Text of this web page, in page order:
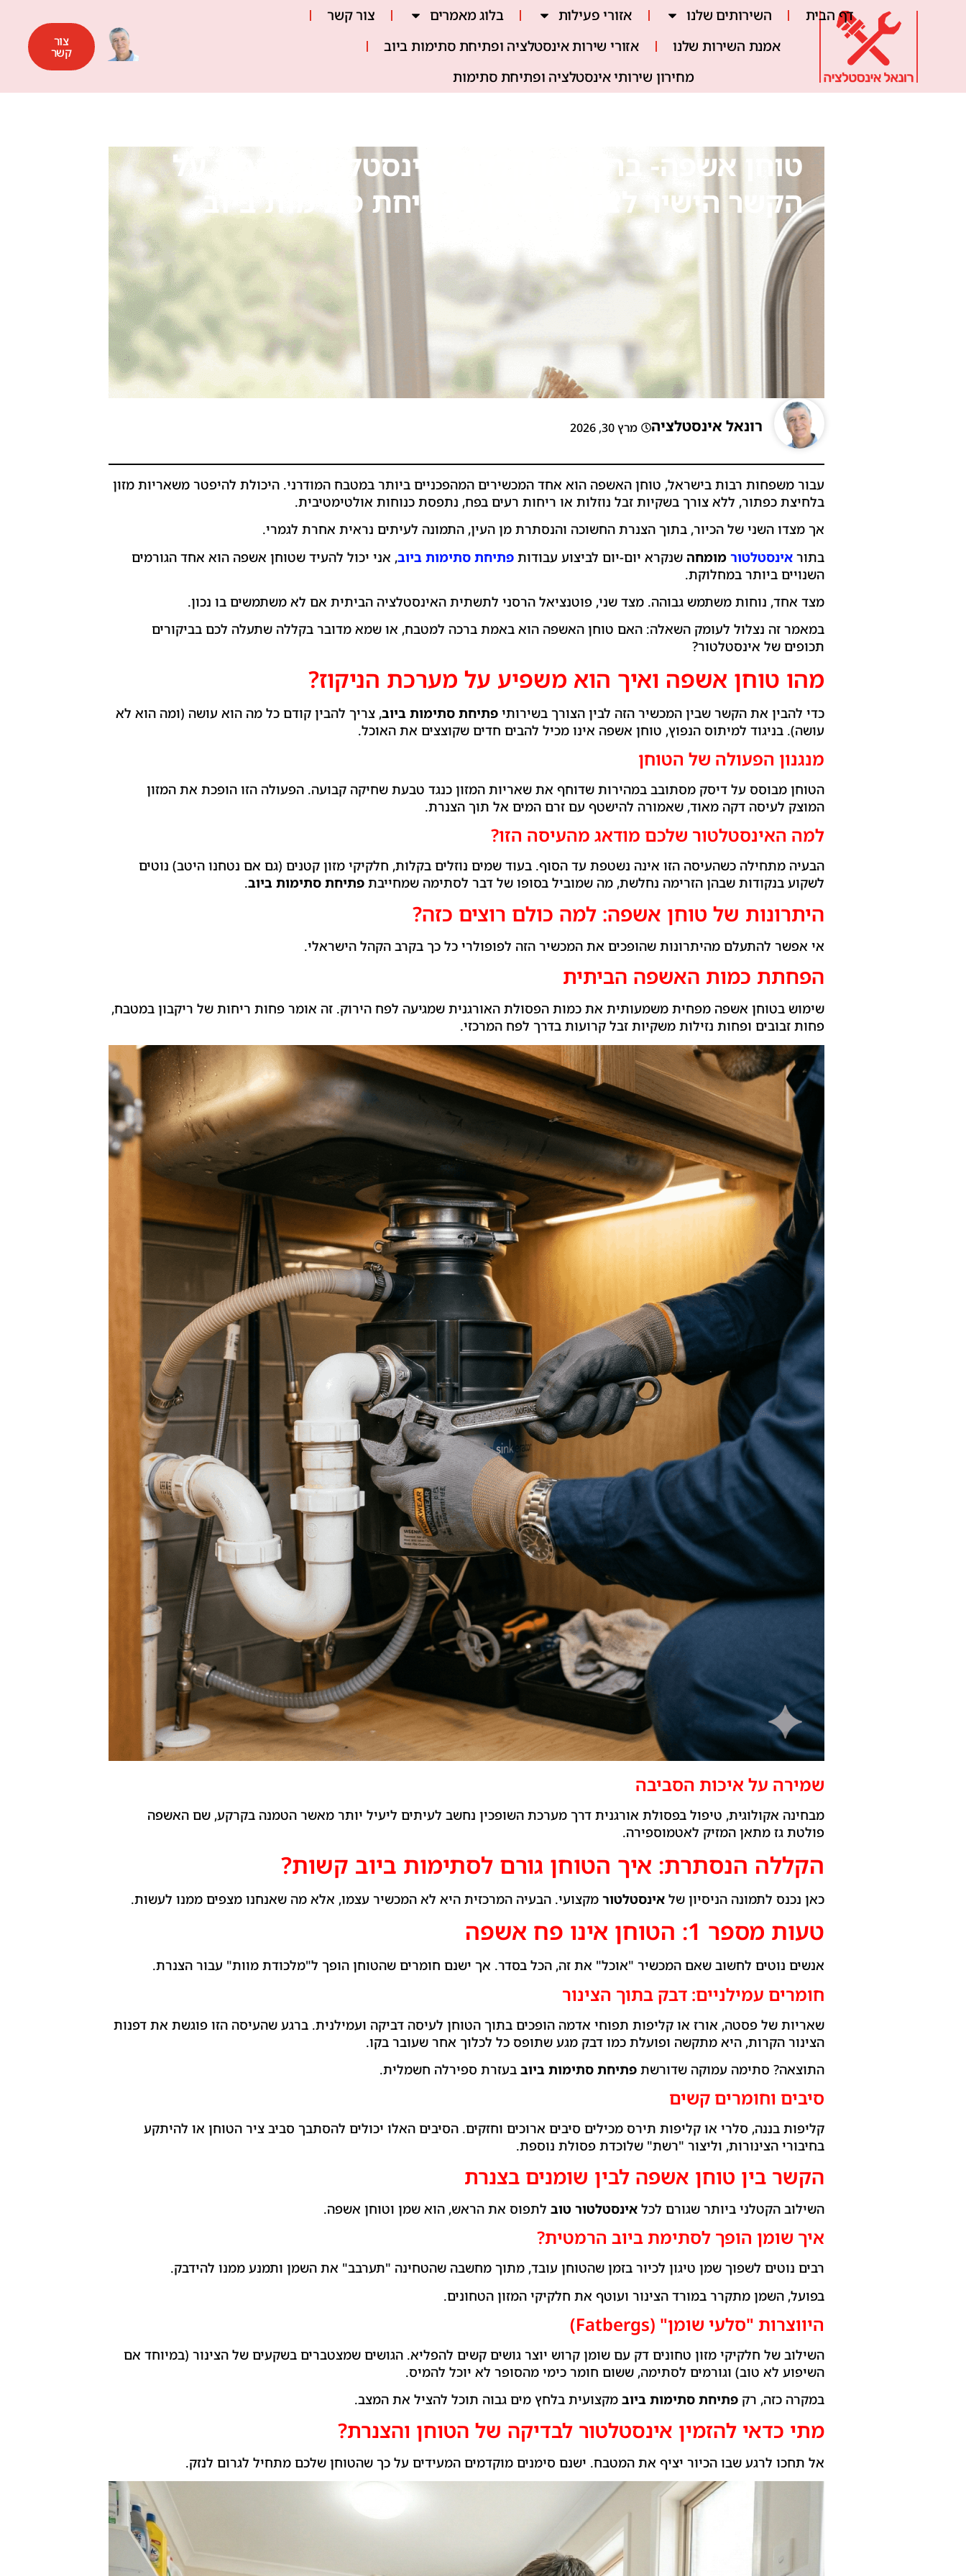
דף הבית השירותים שלנו אזורי פעילות בלוג מאמרים
צור קשר
אמנת השירות שלנו
אזורי שירות אינסטלציה ופתיחת סתימות ביוב
מחירון שירותי אינסטלציה ופתיחת סתימות
צור
קשר
טוחן אשפה- ברכה או קללה? אינסטלטור מסביר על
הקשר הישיר לצורך בביצוע פתיחת סתימות ביוב
רונאל אינסטלציה מרץ 30, 2026
עבור משפחות רבות בישראל, טוחן האשפה הוא אחד המכשירים המהפכניים ביותר במטבח המודרני. היכולת להיפטר משאריות מזון
בלחיצת כפתור, ללא צורך בשקיות זבל נוזלות או ריחות רעים בפח, נתפסת כנוחות אולטימטיבית.
אך מצדו השני של הכיור, בתוך הצנרת החשוכה והנסתרת מן העין, התמונה לעיתים נראית אחרת לגמרי.
בתור אינסטלטורמומחה שנקרא יום-יום לביצוע עבודות פתיחת סתימות ביוב, אני יכול להעיד שטוחן אשפה הוא אחד הגורמים
השנויים ביותר במחלוקת.
מצד אחד, נוחות משתמש גבוהה. מצד שני, פוטנציאל הרסני לתשתית האינסטלציה הביתית אם לא משתמשים בו נכון.
במאמר זה נצלול לעומק השאלה: האם טוחן האשפה הוא באמת ברכה למטבח, או שמא מדובר בקללה שתעלה לכם בביקורים
תכופים של אינסטלטור?
מהו טוחן אשפה ואיך הוא משפיע על מערכת הניקוז?
כדי להבין את הקשר שבין המכשיר הזה לבין הצורך בשירותי פתיחת סתימות ביוב, צריך להבין קודם כל מה הוא עושה (ומה הוא לא
עושה). בניגוד למיתוס הנפוץ, טוחן אשפה אינו מכיל להבים חדים שקוצצים את האוכל.
מנגנון הפעולה של הטוחן
הטוחן מבוסס על דיסק מסתובב במהירות שדוחף את שאריות המזון כנגד טבעת שחיקה קבועה. הפעולה הזו הופכת את המזון
המוצק לעיסה דקה מאוד, שאמורה להישטף עם זרם המים אל תוך הצנרת.
למה האינסטלטור שלכם מודאג מהעיסה הזו?
הבעיה מתחילה כשהעיסה הזו אינה נשטפת עד הסוף. בעוד שמים נוזלים בקלות, חלקיקי מזון קטנים (גם אם נטחנו היטב) נוטים
לשקוע בנקודות שבהן הזרימה נחלשת, מה שמוביל בסופו של דבר לסתימה שמחייבת פתיחת סתימות ביוב.
היתרונות של טוחן אשפה: למה כולם רוצים כזה?
אי אפשר להתעלם מהיתרונות שהופכים את המכשיר הזה לפופולרי כל כך בקרב הקהל הישראלי.
הפחתת כמות האשפה הביתית
שימוש בטוחן אשפה מפחית משמעותית את כמות הפסולת האורגנית שמגיעה לפח הירוק. זה אומר פחות ריחות של ריקבון במטבח,
פחות זבובים ופחות נזילות משקיות זבל קרועות בדרך לפח המרכזי.
שמירה על איכות הסביבה
מבחינה אקולוגית, טיפול בפסולת אורגנית דרך מערכת השופכין נחשב לעיתים ליעיל יותר מאשר הטמנה בקרקע, שם האשפה
פולטת גז מתאן המזיק לאטמוספירה.
הקללה הנסתרת: איך הטוחן גורם לסתימות ביוב קשות?
כאן נכנס לתמונה הניסיון של אינסטלטורמקצועי. הבעיה המרכזית היא לא המכשיר עצמו, אלא מה שאנחנו מצפים ממנו לעשות.
טעות מספר 1: הטוחן אינו פח אשפה
אנשים נוטים לחשוב שאם המכשיר "אוכל" את זה, הכל בסדר. אך ישנם חומרים שהטוחן הופך ל"מלכודת מוות" עבור הצנרת.
חומרים עמילניים: דבק בתוך הצינור
שאריות של פסטה, אורז או קליפות תפוחי אדמה הופכים בתוך הטוחן לעיסה דביקה ועמילנית. ברגע שהעיסה הזו פוגשת את דפנות
הצינור הקרות, היא מתקשה ופועלת כמו דבק מגע שתופס כל לכלוך אחר שעובר בקו.
התוצאה? סתימה עמוקה שדורשת פתיחת סתימות ביובבעזרת ספירלה חשמלית.
סיבים וחומרים קשים
קליפות בננה, סלרי או קליפות תירס מכילים סיבים ארוכים וחזקים. הסיבים האלו יכולים להסתבך סביב ציר הטוחן או להיתקע
בחיבורי הצינורות, וליצור "רשת" שלוכדת פסולת נוספת.
הקשר בין טוחן אשפה לבין שומנים בצנרת
השילוב הקטלני ביותר שגורם לכל אינסטלטור טובלתפוס את הראש, הוא שמן וטוחן אשפה.
איך שומן הופך לסתימת ביוב הרמטית?
רבים נוטים לשפוך שמן טיגון לכיור בזמן שהטוחן עובד, מתוך מחשבה שהטחינה "תערבב" את השמן ותמנע ממנו להידבק.
בפועל, השמן מתקרר במורד הצינור ועוטף את חלקיקי המזון הטחונים.
היווצרות "סלעי שומן" (Fatbergs)
השילוב של חלקיקי מזון טחונים דק עם שומן קרוש יוצר גושים קשים להפליא. הגושים שמצטברים בשקעים של הצינור (במיוחד אם
השיפוע לא טוב) וגורמים לסתימה, ששום חומר כימי מהסופר לא יוכל להמיס.
במקרה כזה, רק פתיחת סתימות ביובמקצועית בלחץ מים גבוה תוכל להציל את המצב.
מתי כדאי להזמין אינסטלטור לבדיקה של הטוחן והצנרת?
אל תחכו לרגע שבו הכיור יציף את המטבח. ישנם סימנים מוקדמים המעידים על כך שהטוחן שלכם מתחיל לגרום לנזק.